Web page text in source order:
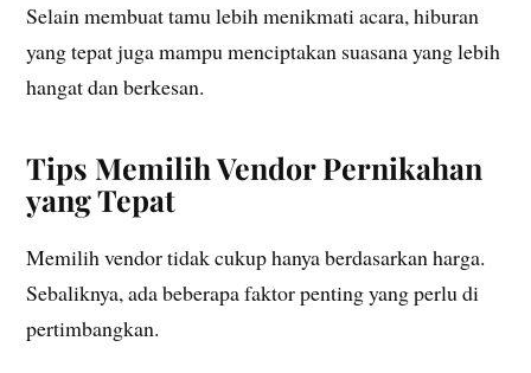
Selain membuat tamu lebih menikmati acara, hiburan
yang tepat juga mampu menciptakan suasana yang lebih
hangat dan berkesan.
Tips Memilih Vendor Pernikahan
yang Tepat
Memilih vendor tidak cukup hanya berdasarkan harga.
Sebaliknya, ada beberapa faktor penting yang perlu di
pertimbangkan.